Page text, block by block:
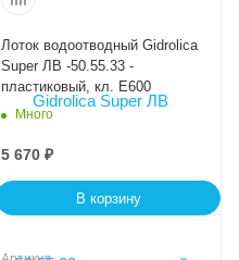
Лоток водоотводный Gidrolica
Super ЛВ -50.55.33 -
пластиковый, кл. Е600
Много
5 670 ₽
В корзину